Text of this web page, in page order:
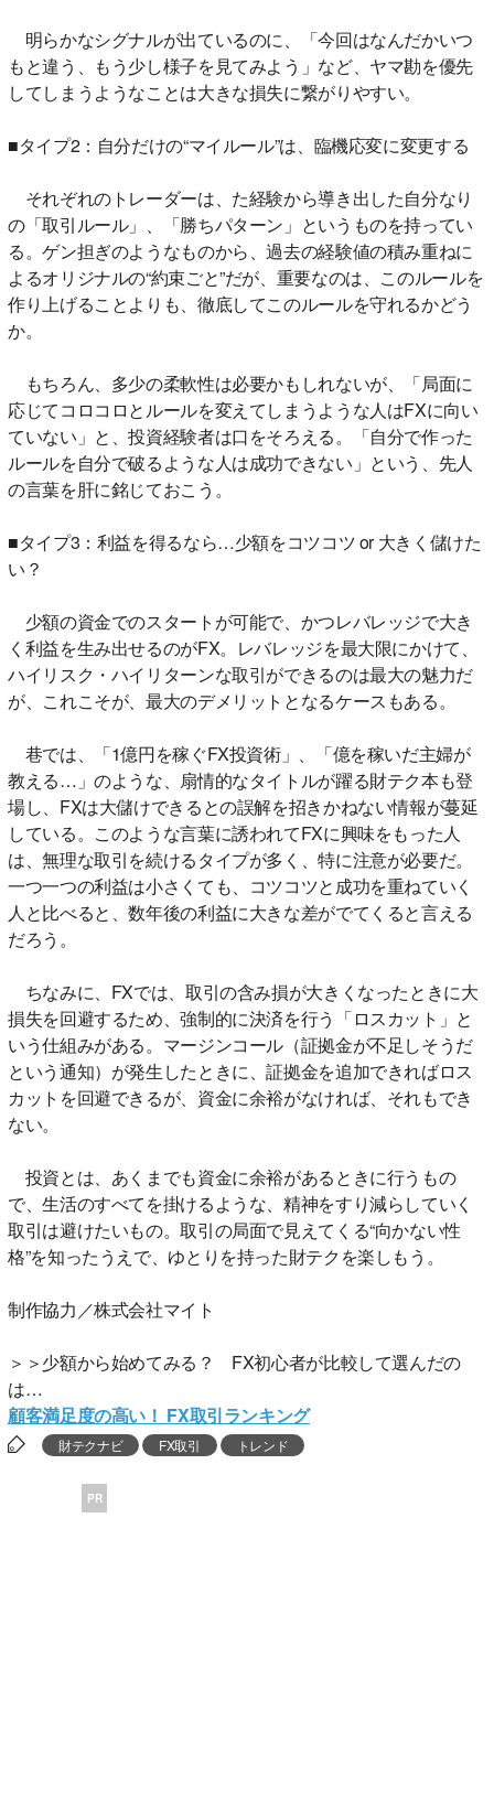
明らかなシグナルが出ているのに、「今回はなんだかいつ
もと違う、もう少し様子を見てみよう」など、ヤマ勘を優先
してしまうようなことは大きな損失に繋がりやすい。
■タイプ2：自分だけの“マイルール”は、臨機応変に変更する
それぞれのトレーダーは、た経験から導き出した自分なり
の「取引ルール」、「勝ちパターン」というものを持ってい
る。ゲン担ぎのようなものから、過去の経験値の積み重ねに
よるオリジナルの“約束ごと”だが、重要なのは、このルールを
作り上げることよりも、徹底してこのルールを守れるかどう
か。
もちろん、多少の柔軟性は必要かもしれないが、「局面に
応じてコロコロとルールを変えてしまうような人はFXに向い
ていない」と、投資経験者は口をそろえる。「自分で作った
ルールを自分で破るような人は成功できない」という、先人
の言葉を肝に銘じておこう。
■タイプ3：利益を得るなら…少額をコツコツ or 大きく儲けた
い？
少額の資金でのスタートが可能で、かつレバレッジで大き
く利益を生み出せるのがFX。レバレッジを最大限にかけて、
ハイリスク・ハイリターンな取引ができるのは最大の魅力だ
が、これこそが、最大のデメリットとなるケースもある。
巷では、「1億円を稼ぐFX投資術」、「億を稼いだ主婦が
教える…」のような、扇情的なタイトルが躍る財テク本も登
場し、FXは大儲けできるとの誤解を招きかねない情報が蔓延
している。このような言葉に誘われてFXに興味をもった人
は、無理な取引を続けるタイプが多く、特に注意が必要だ。
一つ一つの利益は小さくても、コツコツと成功を重ねていく
人と比べると、数年後の利益に大きな差がでてくると言える
だろう。
ちなみに、FXでは、取引の含み損が大きくなったときに大
損失を回避するため、強制的に決済を行う「ロスカット」と
いう仕組みがある。マージンコール（証拠金が不足しそうだ
という通知）が発生したときに、証拠金を追加できればロス
カットを回避できるが、資金に余裕がなければ、それもでき
ない。
投資とは、あくまでも資金に余裕があるときに行うもの
で、生活のすべてを掛けるような、精神をすり減らしていく
取引は避けたいもの。取引の局面で見えてくる“向かない性
格”を知ったうえで、ゆとりを持った財テクを楽しもう。
制作協力／株式会社マイト
＞＞少額から始めてみる？ FX初心者が比較して選んだの
は…
顧客満足度の高い！ FX取引ランキング
財テクナビ FX取引 トレンド
PR